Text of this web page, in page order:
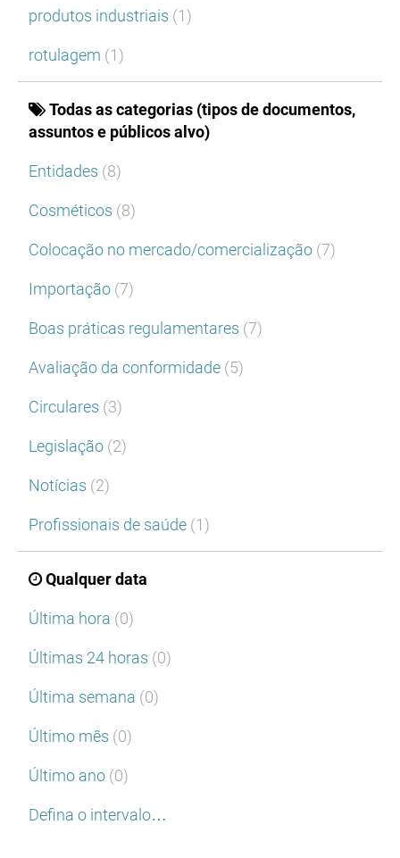
produtos industriais (1)
rotulagem (1)
Todas as categorias (tipos de documentos,
assuntos e públicos alvo)
Entidades (8)
Cosméticos (8)
Colocação no mercado/comercialização (7)
Importação (7)
Boas práticas regulamentares (7)
Avaliação da conformidade (5)
Circulares (3)
Legislação (2)
Notícias (2)
Profissionais de saúde (1)
Qualquer data
Última hora (0)
Últimas 24 horas (0)
Última semana (0)
Último mês (0)
Último ano (0)
Defina o intervalo…